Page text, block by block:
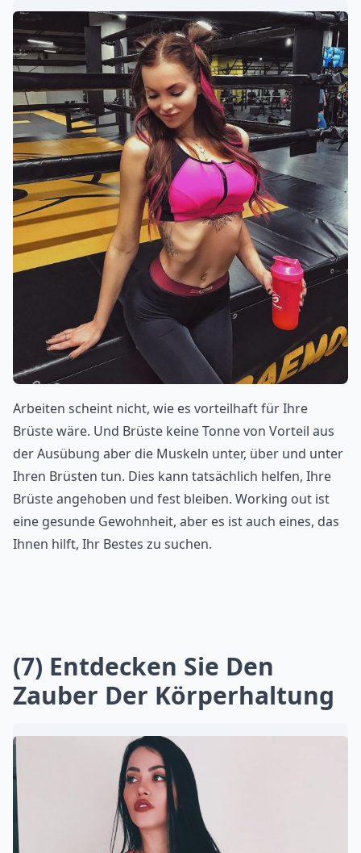
Arbeiten scheint nicht, wie es vorteilhaft für Ihre
Brüste wäre. Und Brüste keine Tonne von Vorteil aus
der Ausübung aber die Muskeln unter, über und unter
Ihren Brüsten tun. Dies kann tatsächlich helfen, Ihre
Brüste angehoben und fest bleiben. Working out ist
eine gesunde Gewohnheit, aber es ist auch eines, das
Ihnen hilft, Ihr Bestes zu suchen.
(7) Entdecken Sie Den
Zauber Der Körperhaltung